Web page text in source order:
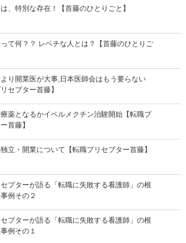
、特別な存在！【首藤のひとりごと】
て何？？ レベチな人とは？【首藤のひとりご
り開業医が大事,日本医師会はもう要らない
リセプター首藤】
薬となるかイベルメクチン治験開始【転職プ
首藤】
立・開業について【転職プリセプター首藤】
プターが語る「転職に失敗する看護師」の根
例その２
プターが語る「転職に失敗する看護師」の根
例その１